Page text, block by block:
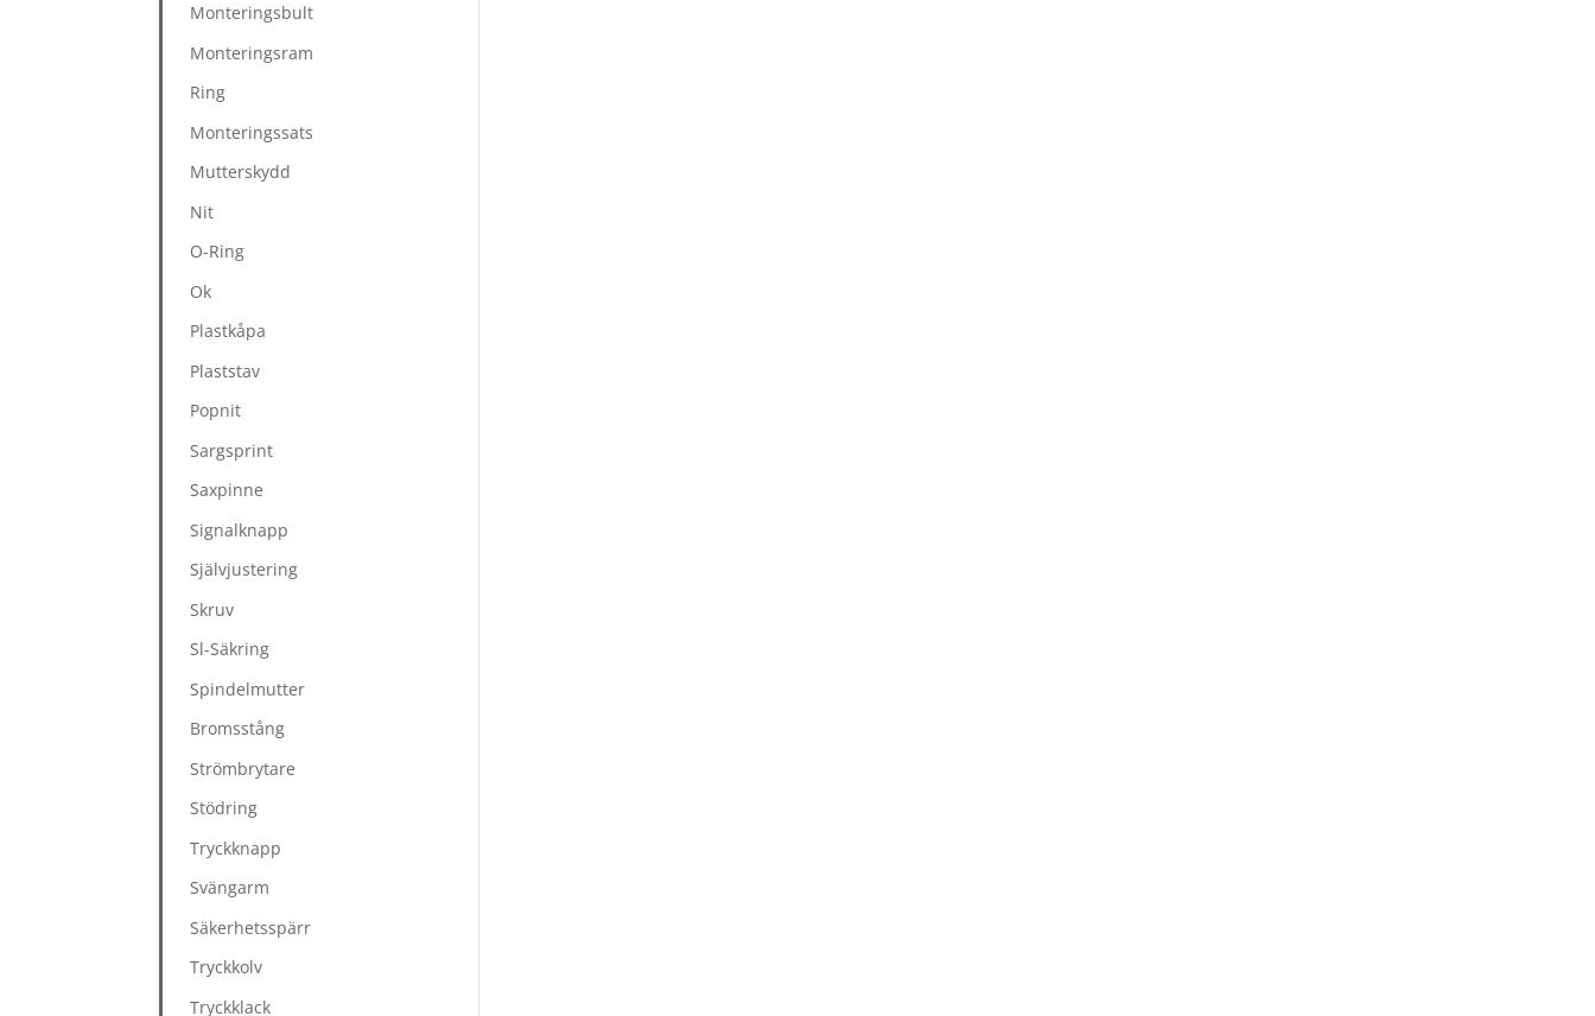
Monteringsbult
Monteringsram
Ring
Monteringssats
Mutterskydd
Nit
O-Ring
Ok
Plastkåpa
Plaststav
Popnit
Sargsprint
Saxpinne
Signalknapp
Självjustering
Skruv
Sl-Säkring
Spindelmutter
Bromsstång
Strömbrytare
Stödring
Tryckknapp
Svängarm
Säkerhetsspärr
Tryckkolv
Tryckklack